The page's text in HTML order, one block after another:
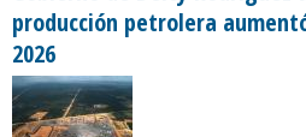
producción petrolera
2026